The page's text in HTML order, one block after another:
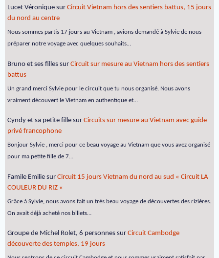
Lucet Véronique sur Circuit Vietnam hors des sentiers battus, 15 jours
du nord au centre
Nous sommes partis 17 jours au Vietnam , avions demandé à Sylvie de nous
préparer notre voyage avec quelques souhaits…
Bruno et ses filles sur Circuit sur mesure au Vietnam hors des sentiers
battus
Un grand merci Sylvie pour le circuit que tu nous organisé. Nous avons
vraiment découvert le Vietnam en authentique et…
Cyndy et sa petite fille sur Circuits sur mesure au Vietnam avec guide
privé francophone
Bonjour Sylvie , merci pour ce beau voyage au Vietnam que vous avez organisé
pour ma petite fille de 7…
Famile Emilie sur Circuit 15 jours Vietnam du nord au sud « Circuit LA
COULEUR DU RIZ «
Grâce à Sylvie, nous avons fait un très beau voyage de découvertes des rizières.
On avait déjà acheté nos billets…
Groupe de Michel Rolet, 6 personnes sur Circuit Cambodge
découverte des temples, 19 jours